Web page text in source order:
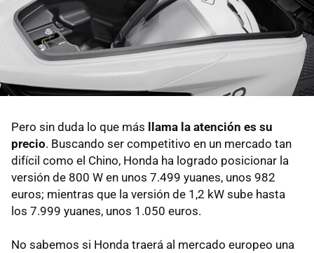
Pero sin duda lo que más llama la atención es su
precio. Buscando ser competitivo en un mercado tan
difícil como el Chino, Honda ha logrado posicionar la
versión de 800 W en unos 7.499 yuanes, unos 982
euros; mientras que la versión de 1,2 kW sube hasta
los 7.999 yuanes, unos 1.050 euros.
No sabemos si Honda traerá al mercado europeo una